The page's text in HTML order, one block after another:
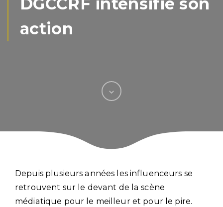
action
Depuis plusieurs années les influenceurs se
retrouvent sur le devant de la scène
médiatique pour le meilleur et pour le pire.